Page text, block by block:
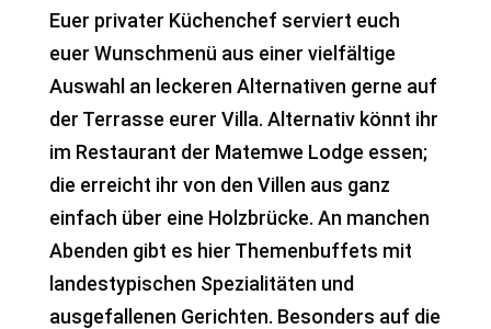
Euer privater Küchenchef serviert euch
euer Wunschmenü aus einer vielfältige
Auswahl an leckeren Alternativen gerne auf
der Terrasse eurer Villa. Alternativ könnt ihr
im Restaurant der Matemwe Lodge essen;
die erreicht ihr von den Villen aus ganz
einfach über eine Holzbrücke. An manchen
Abenden gibt es hier Themenbuffets mit
landestypischen Spezialitäten und
ausgefallenen Gerichten. Besonders auf die